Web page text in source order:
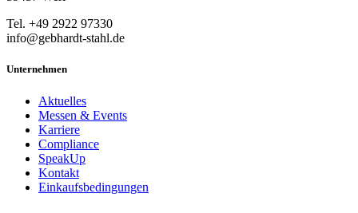
Tel. +49 2922 97330
info@gebhardt-stahl.de
Unternehmen
Aktuelles
Messen & Events
Karriere
Compliance
SpeakUp
Kontakt
Einkaufsbedingungen